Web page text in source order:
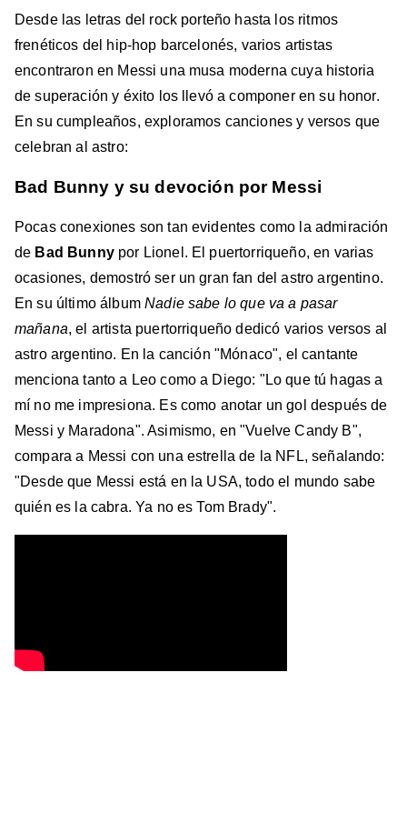
Desde las letras del rock porteño hasta los ritmos
frenéticos del hip-hop barcelonés, varios artistas
encontraron en Messi una musa moderna cuya historia
de superación y éxito los llevó a componer en su honor.
En su cumpleaños, exploramos canciones y versos que
celebran al astro:
Bad Bunny y su devoción por Messi
Pocas conexiones son tan evidentes como la admiración
de Bad Bunnypor Lionel. El puertorriqueño, en varias
ocasiones, demostró ser un gran fan del astro argentino.
En su último álbumNadie sabe lo que va a pasar
mañana, el artista puertorriqueño dedicó varios versos al
astro argentino. En la canción "Mónaco", el cantante
menciona tanto a Leo como a Diego: "Lo que tú hagas a
mí no me impresiona. Es como anotar un gol después de
Messi y Maradona". Asimismo, en "Vuelve Candy B",
compara a Messi con una estrella de la NFL, señalando:
"Desde que Messi está en la USA, todo el mundo sabe
quién es la cabra. Ya no es Tom Brady".